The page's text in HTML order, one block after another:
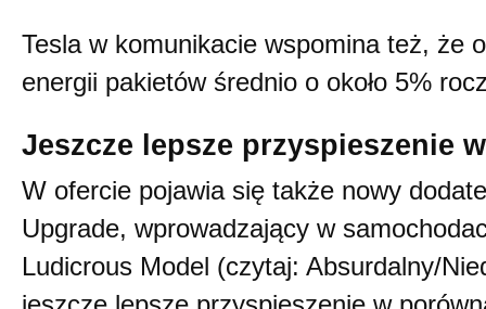
Tesla w komunikacie wspomina też, że
energii pakietów średnio o około 5%
Jeszcze lepsze przyspieszenie
W ofercie pojawia się także nowy
Upgrade, wprowadzający w
Ludicrous Model (czytaj: Absurdalny/